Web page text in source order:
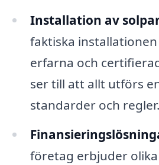
Installation av
faktiska
erfarna och
ser till att allt utförs
standarder och regler.
företag erbjuder